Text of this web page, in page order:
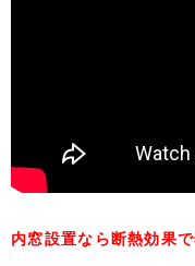
内窓設置なら断熱効果